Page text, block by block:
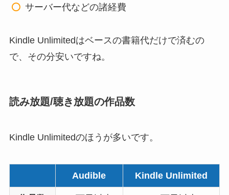
サーバー代などの諸経費
Kindle Unlimitedはベースの書籍代だけで済むの
で、その分安いですね。
読み放題/聴き放題の作品数
Kindle Unlimitedのほうが多いです。
Audible Kindle Unlimited